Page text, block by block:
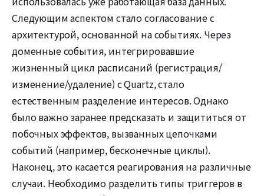
Следующим аспектом стало согласование с
архитектурой, основанной на событиях. Через
доменные события, интегрировавшие
жизненный цикл расписаний (регистрация/
изменение/удаление) с Quartz, стало
естественным разделение интересов. Однако
было важно заранее предсказать и защититься от
побочных эффектов, вызванных цепочками
событий (например, бесконечные циклы).
Наконец, это касается реагирования на различные
случаи. Необходимо разделить типы триггеров в